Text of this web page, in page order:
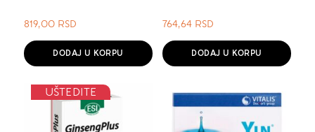
819,00 RSD
DODAJ U KORPU
764,64 RSD
DODAJ U KORPU
UŠTEDITE